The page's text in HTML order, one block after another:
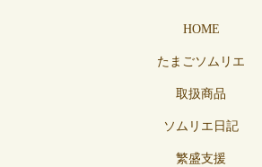
HOME
たまごソムリエ
取扱商品
ソムリエ日記
繁盛支援